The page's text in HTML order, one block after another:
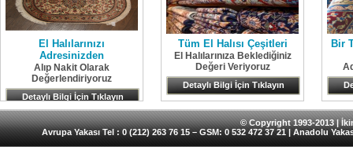
El Halılarınızı
Adresinizden
Alıp Nakit Olarak
Değerlendiriyoruz
Detaylı Bilgi İçin Tıklayın
Tüm El Halısı Çeşitleri
El Halılarınıza Beklediğiniz
Değeri Veriyoruz
Detaylı Bilgi İçin Tıklayın
Bir
© Copyright 1993-2013 |
Avrupa Yakası Tel : 0 (212) 263 76 15 – GSM: 0 532 472 37 21 | Anadolu